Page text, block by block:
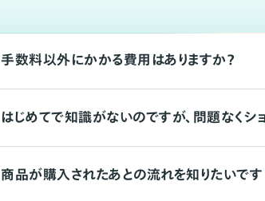
手数料以外にかかる費用はありますか？
はじめてで知識がないのですが、問題なくシ
商品が購入されたあとの流れを知りたいです